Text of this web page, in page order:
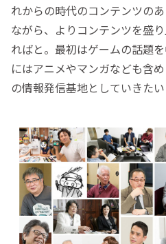
れからの時代のコンテンツの
ながら、よりコンテンツを盛
ればと。最初はゲームの話題
にはアニメやマンガなども含
の情報発信基地としていきたい